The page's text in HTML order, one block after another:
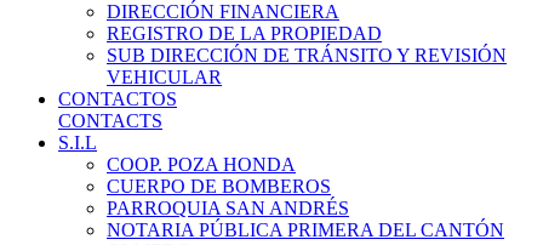
DIRECCIÓN FINANCIERA
REGISTRO DE LA PROPIEDAD
SUB DIRECCIÓN DE TRÁNSITO Y REVISIÓN
VEHICULAR
CONTACTOS
CONTACTS
S.I.L
COOP. POZA HONDA
CUERPO DE BOMBEROS
PARROQUIA SAN ANDRÉS
NOTARIA PÚBLICA PRIMERA DEL CANTÓN